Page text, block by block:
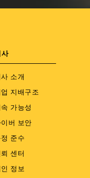
소개
업 지배구조
가능성
버 보안
준수
센터
정보